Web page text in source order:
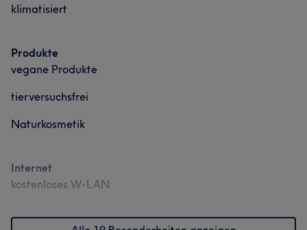
klimatisiert
Produkte
vegane Produkte
tierversuchsfrei
Naturkosmetik
Internet
kostenloses W-LAN